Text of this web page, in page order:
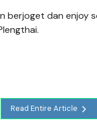
berjoget dan enjoy
Read Entire Article